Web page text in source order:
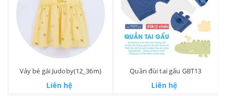
Váy bé gái Judoby(12_36m)
Liên hệ
Quần đùi tai gấu GBT13
Liên hệ